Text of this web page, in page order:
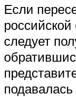
Если
российской
следует
подавалась